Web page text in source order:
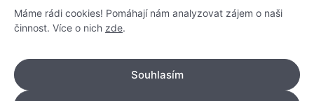
Máme rádi cookies! Pomáhají nám analyzovat zájem o naši
činnost. Více o nich zde.
Souhlasím
Platformu Zeptej se vědce provozuje:
IČO: 178 47 389
Flemingovo náměstí 542/2,
Dejvice, 160 00 Praha 6